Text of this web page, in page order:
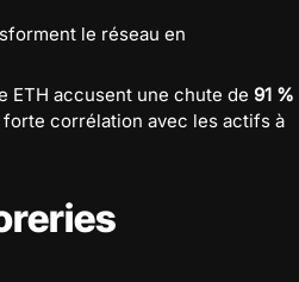
le réseau en
ETH accusent une chute de 91 %
corrélation avec les actifs à